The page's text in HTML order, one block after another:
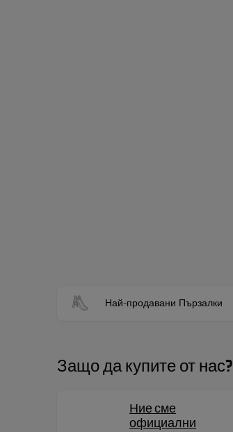
Най-продавани Пързалки
Защо да купите от нас?
Ние сме
официални